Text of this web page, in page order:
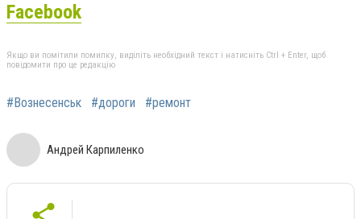
Facebook
Якщо ви помітили помилку, виділіть необхідний текст і натисніть Ctrl + Enter, щоб
повідомити про це редакцію
#Вознесенськ #дороги #ремонт
Андрей Карпиленко